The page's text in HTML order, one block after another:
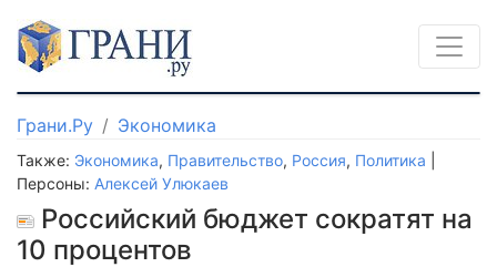
Грани.Ру Экономика
Также: Экономика, Правительство, Россия, Политика
Персоны: Алексей Улюкаев
Российский бюджет сократят на
10 процентов